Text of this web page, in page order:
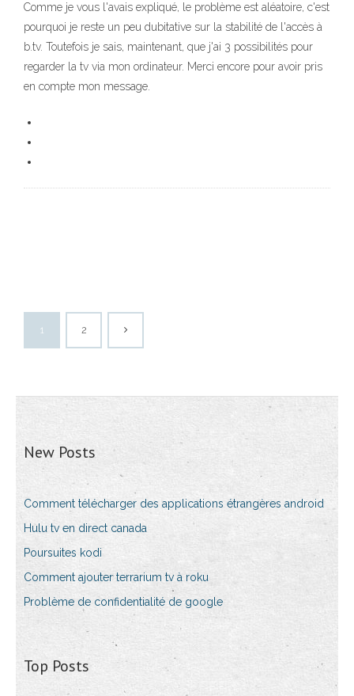
Comme je vous l'avais expliqué, le problème est aléatoire, c'est
pourquoi je reste un peu dubitative sur la stabilité de l'accès à
b.tv. Toutefois je sais, maintenant, que j'ai 3 possibilités pour
regarder la tv via mon ordinateur. Merci encore pour avoir pris
en compte mon message.
1 2
New Posts
Comment télécharger des applications étrangères android
Hulu tv en direct canada
Poursuites kodi
Comment ajouter terrarium tv à roku
Problème de confidentialité de google
Top Posts